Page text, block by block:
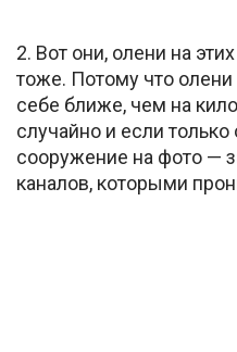
2. Вот они, олени на
тоже. Потому что
себе ближе, чем на
случайно и если только
сооружение на фото —
каналов, которыми